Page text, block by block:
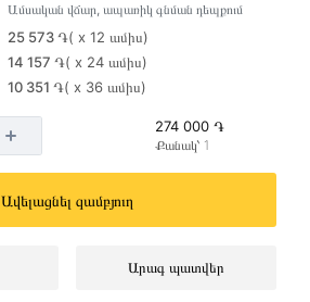
Ամսական վճար, ապառիկ գնման դեպքում
25 573 ֏( x 12 ամիս)
14 157 ֏( x 24 ամիս)
10 351 ֏( x 36 ամիս)
274 000 ֏
Քանակ՝ 1
Ավելացնել զամբյուղ
Արագ պատվեր